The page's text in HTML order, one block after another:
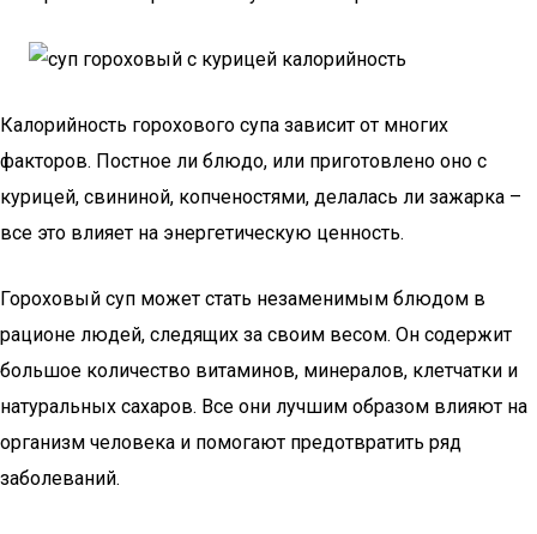
Калорийность горохового супа зависит от многих
факторов. Постное ли блюдо, или приготовлено оно с
курицей, свининой, копченостями, делалась ли зажарка –
все это влияет на энергетическую ценность.
Гороховый суп может стать незаменимым блюдом в
рационе людей, следящих за своим весом. Он содержит
большое количество витаминов, минералов, клетчатки и
натуральных сахаров. Все они лучшим образом влияют на
организм человека и помогают предотвратить ряд
заболеваний.